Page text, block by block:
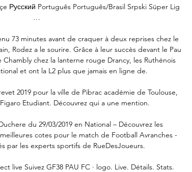
Русский Português Português/Brasil Srpski Süper Lig
…
73 minutes avant de craquer à deux reprises chez le
Rodez a le sourire. Grâce à leur succès devant le Pau
chez la lanterne rouge Drancy, les Ruthénois
et ont la L2 plus que jamais en ligne de.
2019 pour la ville de Pibrac académie de Toulouse,
Etudiant. Découvrez qui a une mention.
du 29/03/2019 en National – Découvrez les
cotes pour le match de Football Avranches -
par les experts sportifs de RueDesJoueurs.
live Suivez GF38 PAU FC · logo. Live. Détails. Stats.